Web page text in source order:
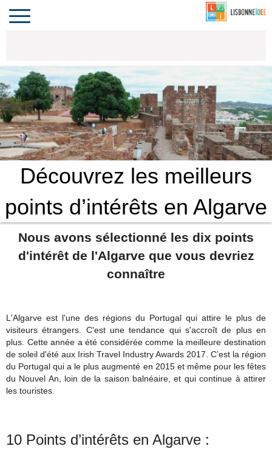
LE PORTUGAL
Toggle
navigation
Découvrez les meilleurs
points d’intérêts en Algarve
Nous avons sélectionné les dix points
d'intérêt de l'Algarve que vous devriez
connaître
L'Algarve est l'une des régions du Portugal qui attire le plus de
visiteurs étrangers. C'est une tendance qui s'accroît de plus en
plus. Cette année a été considérée comme la meilleure destination
de soleil d'été aux Irish Travel Industry Awards 2017. C’est la région
du Portugal qui a le plus augmenté en 2015 et même pour les fêtes
du Nouvel An, loin de la saison balnéaire, et qui continue à attirer
les touristes.
10 Points d’intérêts en Algarve :